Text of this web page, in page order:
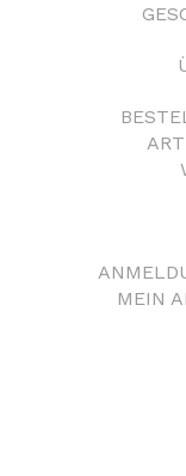
MEIN